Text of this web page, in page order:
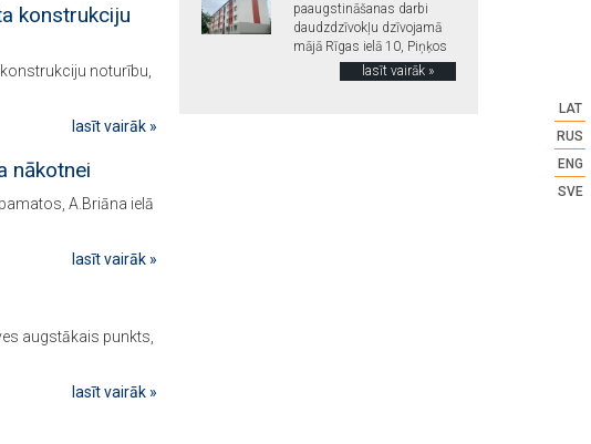
LAT
RUS
ENG
SVE
konstrukciju
noturību,
lasīt vairāk »
nākotnei
A.Briāna ielā
lasīt vairāk »
augstākais punkts,
lasīt vairāk »
paaugstināšanas darbi
daudzdzīvokļu dzīvojamā
mājā Rīgas ielā 10, Piņķos
lasīt vairāk »